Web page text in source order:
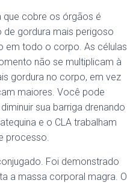
que cobre os órgãos é
gordura mais perigoso
em todo o corpo. As células
não se multiplicam à
gordura no corpo, em vez
maiores. Você pode
sua barriga drenando
e o CLA trabalham
processo.
Foi demonstrado
a massa corporal magra. O